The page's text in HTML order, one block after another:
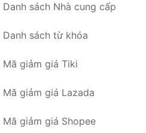
Danh sách Nhà cung cấp
Danh sách từ khóa
Mã giảm giá Tiki
Mã giảm giá Lazada
Mã giảm giá Shopee